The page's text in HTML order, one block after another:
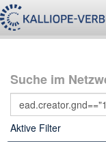
Suche im
Aktive Filter